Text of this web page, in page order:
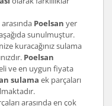
Poelsan yer
sunulmuştur.
kuracağınız sulama
Poelsan
ve en uygun fiyata
sulama ek parçaları
arasında en çok